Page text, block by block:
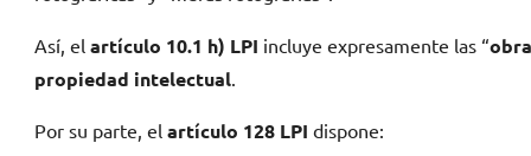
Así, elartículo 10.1 h) LPI incluye expresamente las “
propiedad intelectual.
Por su parte, elartículo 128 LPI dispone: